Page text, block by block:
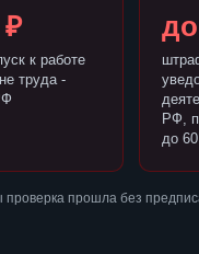
₽
к работе
труда -
РФ,
до
проверка прошла без